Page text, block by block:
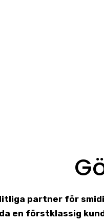
partner för
en förstklassig